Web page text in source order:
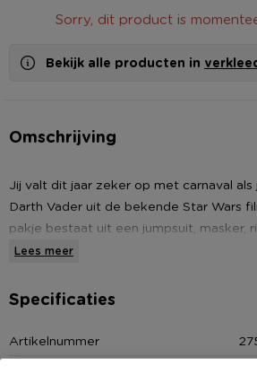
Sorry, dit product is
Bekijk alle producten in
Omschrijving
Jij valt dit jaar zeker op met carnaval
Darth Vader uit de bekende Star Wars
pakje bestaat uit een jumpsuit, masker,
zal zeker omkijken als jij voorbij loopt als
- Cool Star Wars Darth Vader-kostuum.
Lees meer
Specificaties
Artikelnummer